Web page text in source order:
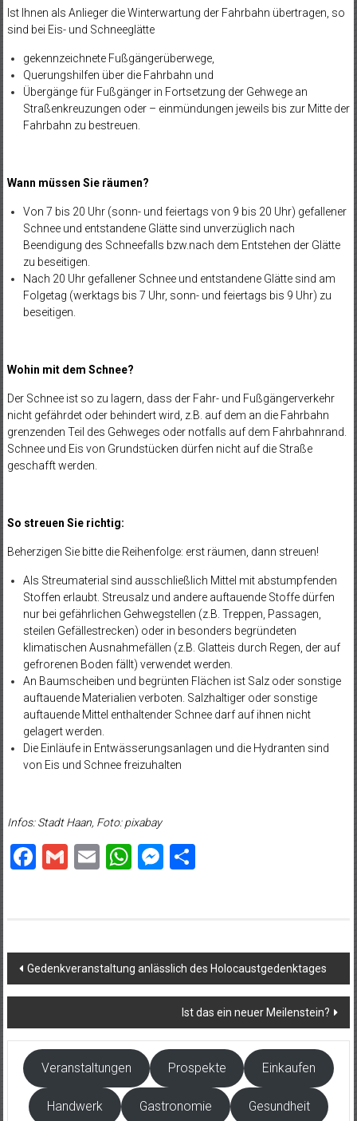
Ist Ihnen als Anlieger die Winterwartung der Fahrbahn übertragen, so
sind bei Eis- und Schneeglätte
gekennzeichnete Fußgängerüberwege,
Querungshilfen über die Fahrbahn und
Übergänge für Fußgänger in Fortsetzung der Gehwege an
Straßenkreuzungen oder – einmündungen jeweils bis zur Mitte der
Fahrbahn zu bestreuen.
Wann müssen Sie räumen?
Von 7 bis 20 Uhr (sonn- und feiertags von 9 bis 20 Uhr) gefallener
Schnee und entstandene Glätte sind unverzüglich nach
Beendigung des Schneefalls bzw.nach dem Entstehen der Glätte
zu beseitigen.
Nach 20 Uhr gefallener Schnee und entstandene Glätte sind am
Folgetag (werktags bis 7 Uhr, sonn- und feiertags bis 9 Uhr) zu
beseitigen.
Wohin mit dem Schnee?
Der Schnee ist so zu lagern, dass der Fahr- und Fußgängerverkehr
nicht gefährdet oder behindert wird, z.B. auf dem an die Fahrbahn
grenzenden Teil des Gehweges oder notfalls auf dem Fahrbahnrand.
Schnee und Eis von Grundstücken dürfen nicht auf die Straße
geschafft werden.
So streuen Sie richtig:
Beherzigen Sie bitte die Reihenfolge: erst räumen, dann streuen!
Als Streumaterial sind ausschließlich Mittel mit abstumpfenden
Stoffen erlaubt. Streusalz und andere auftauende Stoffe dürfen
nur bei gefährlichen Gehwegstellen (z.B. Treppen, Passagen,
steilen Gefällestrecken) oder in besonders begründeten
klimatischen Ausnahmefällen (z.B. Glatteis durch Regen, der auf
gefrorenen Boden fällt) verwendet werden.
An Baumscheiben und begrünten Flächen ist Salz oder sonstige
auftauende Materialien verboten. Salzhaltiger oder sonstige
auftauende Mittel enthaltender Schnee darf auf ihnen nicht
gelagert werden.
Die Einläufe in Entwässerungsanlagen und die Hydranten sind
von Eis und Schnee freizuhalten
Infos: Stadt Haan, Foto: pixabay
Facebook
Gmail
EmailWhatsApp
Messenger
Teilen
Beitragsnavigation
Gedenkveranstaltung anlässlich des Holocaustgedenktages
Ist das ein neuer Meilenstein?
Veranstaltungen Prospekte Einkaufen
Handwerk Gastronomie Gesundheit